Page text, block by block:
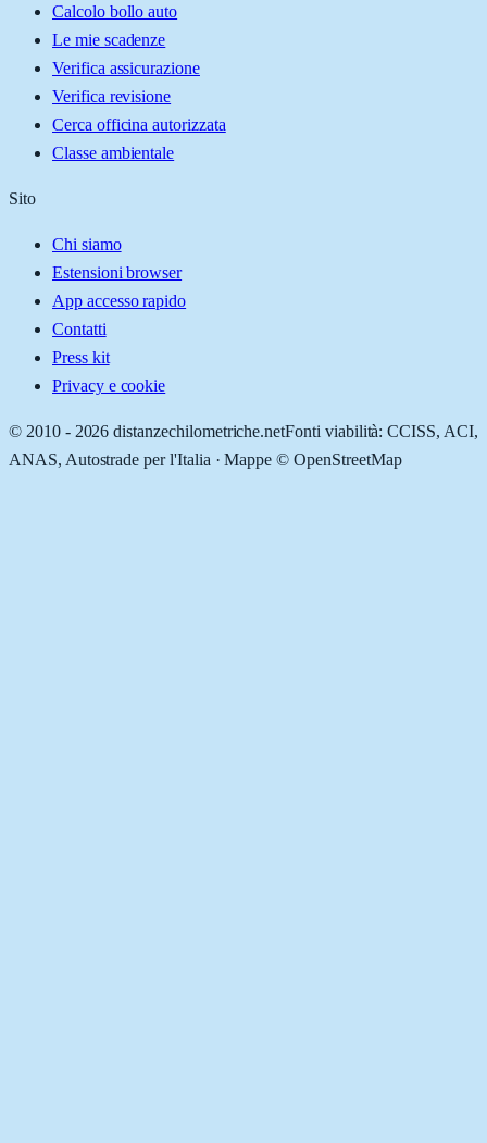
Calcolo bollo auto
Le mie scadenze
Verifica assicurazione
Verifica revisione
Cerca officina autorizzata
Classe ambientale
Sito
Chi siamo
Estensioni browser
App accesso rapido
Contatti
Press kit
Privacy e cookie
© 2010 - 2026 distanzechilometriche.netFonti viabilità: CCISS, ACI,
ANAS, Autostrade per l'Italia · Mappe © OpenStreetMap